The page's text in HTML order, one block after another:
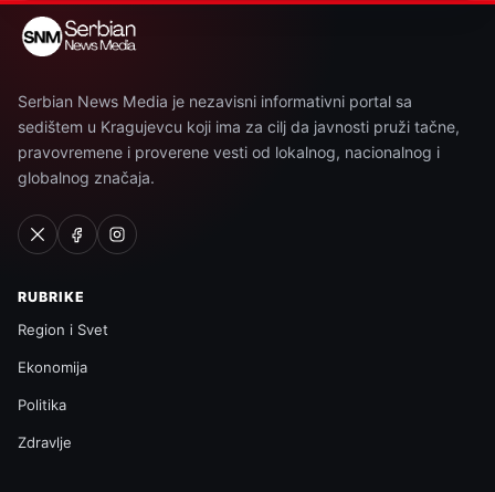
Serbian News Media je nezavisni informativni portal sa
sedištem u Kragujevcu koji ima za cilj da javnosti pruži tačne,
pravovremene i proverene vesti od lokalnog, nacionalnog i
globalnog značaja.
RUBRIKE
Region i Svet
Ekonomija
Politika
Zdravlje